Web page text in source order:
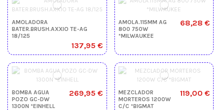
AMOLADORA
BATER.BRUSH.AXXIO TE-AG
18/125
137,95 €
AMOLA.115MM AG
800 750W
*MILWAUKEE
68,28 €
BOMBA AGUA
POZO GC-DW
1300N *EINHELL
269,95 €
MEZCLADOR
MORTEROS 1200W
C/C *BIGMAT
119,00 €